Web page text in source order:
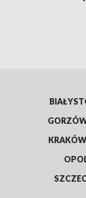
KRAKÓW